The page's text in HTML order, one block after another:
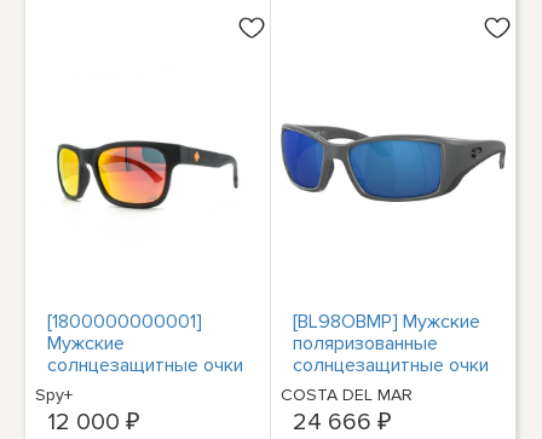
[1800000000001]
Мужские
солнцезащитные очки
Spy Optic Hunt Dale Jr
Spy+
12 000 ₽
[BL98OBMP] Мужские
поляризованные
солнцезащитные очки
Costa Blackfin
COSTA DEL MAR
24 666 ₽